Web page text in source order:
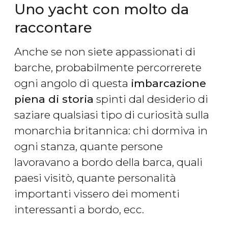
Uno yacht con molto da
raccontare
Anche se non siete appassionati di
barche, probabilmente percorrerete
ogni angolo di questa imbarcazione
piena di storia spinti dal desiderio di
saziare qualsiasi tipo di curiosità sulla
monarchia britannica: chi dormiva in
ogni stanza, quante persone
lavoravano a bordo della barca, quali
paesi visitò, quante personalità
importanti vissero dei momenti
interessanti a bordo, ecc.